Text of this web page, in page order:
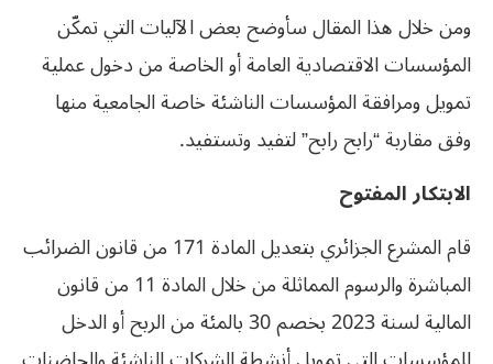
ومن خلال هذا المقال سأوضح بعض الآليات التي تمكّن
المؤسسات الاقتصادية العامة أو الخاصة من دخول عملية
تمويل ومرافقة المؤسسات الناشئة خاصة الجامعية منها
وفق مقاربة “رابح رابح” لتفيد وتستفيد.
الابتكار المفتوح
قام المشرع الجزائري بتعديل المادة 171 من قانون الضرائب
المباشرة والرسوم المماثلة من خلال المادة 11 من قانون
المالية لسنة 2023 بخصم 30 بالمئة من الربح أو الدخل